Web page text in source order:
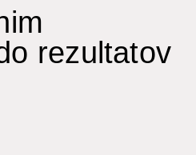
rezultatov